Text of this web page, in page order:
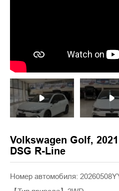
Volkswagen Golf,
DSG R-Line
Номер автомобиля: